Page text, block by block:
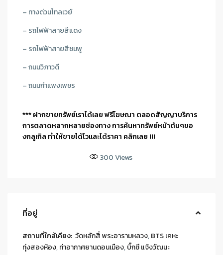
– ทางด่วนโทลเวย์
– รถไฟฟ้าสายสีแดง
– รถไฟฟ้าสายสีชมพู
– ถนนวิภาวดี
– ถนนกำแพงเพชร
*** ฝากขายทรัพย์เราได้เลย ฟรีโฆษณา ตลอดสัญญาบริการ
การตลาดหลากหลายช่องทาง การค้นหาทรัพย์หน้าต้นๆขอ
งกลูเกิล ทำให้ขายได้ไวและได้ราคา คลิกเลย !!!
300Views
ที่อยู่
สถานที่ใกล้เคียง: วัดหลักสี่ พระอารามหลวง,BTS เคหะ
ทุ่งสองห้อง,ท่าอากาศยานดอนเมือง,บิ๊กซี แจ้งวัฒนะ